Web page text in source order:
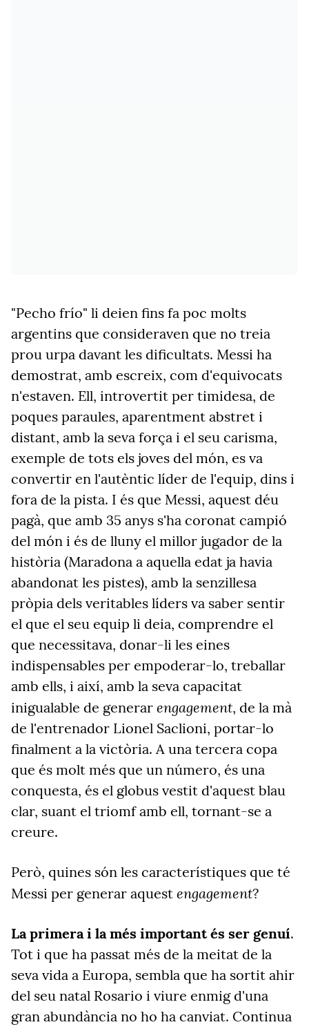
"Pecho frío" li deien fins fa poc molts
argentins que consideraven que no treia
prou urpa davant les dificultats. Messi ha
demostrat, amb escreix, com d'equivocats
n'estaven. Ell, introvertit per timidesa, de
poques paraules, aparentment abstret i
distant, amb la seva força i el seu carisma,
exemple de tots els joves del món, es va
convertir en l'autèntic líder de l'equip, dins i
fora de la pista. I és que Messi, aquest déu
pagà, que amb 35 anys s'ha coronat campió
del món i és de lluny el millor jugador de la
història (Maradona a aquella edat ja havia
abandonat les pistes), amb la senzillesa
pròpia dels veritables líders va saber sentir
el que el seu equip li deia, comprendre el
que necessitava, donar-li les eines
indispensables per empoderar-lo, treballar
amb ells, i així, amb la seva capacitat
inigualable de generar engagement, de la mà
de l'entrenador Lionel Saclioni, portar-lo
finalment a la victòria. A una tercera copa
que és molt més que un número, és una
conquesta, és el globus vestit d'aquest blau
clar, suant el triomf amb ell, tornant-se a
creure.
Però, quines són les característiques que té
Messi per generar aquest engagement?
La primera i la més important és ser genuí.
Tot i que ha passat més de la meitat de la
seva vida a Europa, sembla que ha sortit ahir
del seu natal Rosario i viure enmig d'una
gran abundància no ho ha canviat. Continua